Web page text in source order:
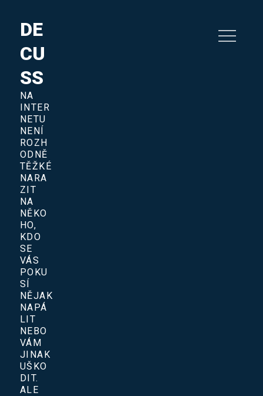
DE
CU
SS
NA
INTER
NETU
NENÍ
ROZH
ODNĚ
TĚŽKÉ
NARA
ZIT
NA
NĚKO
HO,
KDO
SE
VÁS
POKU
SÍ
NĚJAK
NAPÁ
LIT
NEBO
VÁM
JINAK
UŠKO
DIT.
ALE